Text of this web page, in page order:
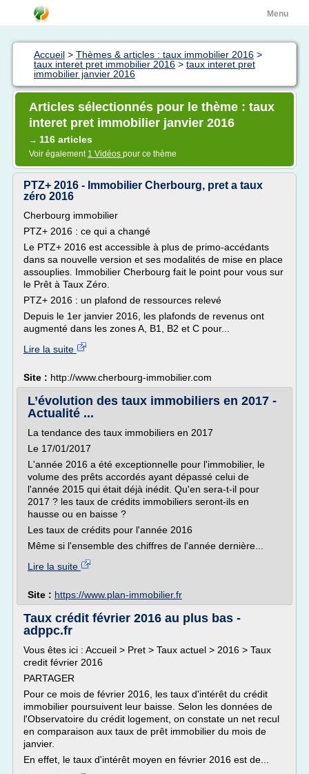
Menu
Accueil > Thèmes & articles : taux immobilier 2016 >
taux interet pret immobilier 2016 > taux interet pret
immobilier janvier 2016
Articles sélectionnés pour le thème : taux
interet pret immobilier janvier 2016
→ 116 articles
Voir également 1 Vidéos pour ce thème
PTZ+ 2016 - Immobilier Cherbourg, pret a taux
zéro 2016
Cherbourg immobilier
PTZ+ 2016 : ce qui a changé
Le PTZ+ 2016 est accessible à plus de primo-accédants
dans sa nouvelle version et ses modalités de mise en place
assouplies. Immobilier Cherbourg fait le point pour vous sur
le Prêt à Taux Zéro.
PTZ+ 2016 : un plafond de ressources relevé
Depuis le 1er janvier 2016, les plafonds de revenus ont
augmenté dans les zones A, B1, B2 et C pour...
Lire la suite
Site : http://www.cherbourg-immobilier.com
L’évolution des taux immobiliers en 2017 -
Actualité ...
La tendance des taux immobiliers en 2017
Le 17/01/2017
L'année 2016 a été exceptionnelle pour l'immobilier, le
volume des prêts accordés ayant dépassé celui de
l'année 2015 qui était déjà inédit. Qu'en sera-t-il pour
2017 ? les taux de crédits immobiliers seront-ils en
hausse ou en baisse ?
Les taux de crédits pour l'année 2016
Même si l'ensemble des chiffres de l'année dernière...
Lire la suite
Site : https://www.plan-immobilier.fr
Taux crédit février 2016 au plus bas -
adppc.fr
Vous êtes ici : Accueil > Pret > Taux actuel > 2016 > Taux
credit février 2016
PARTAGER
Pour ce mois de février 2016, les taux d'intérêt du crédit
immobilier poursuivent leur baisse. Selon les données de
l'Observatoire du crédit logement, on constate un net recul
en comparaison aux taux de prêt immobilier du mois de
janvier.
En effet, le taux d'intérêt moyen en février 2016 est de...